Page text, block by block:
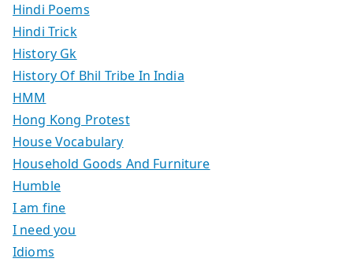
Hindi Poems
Hindi Trick
History Gk
History Of Bhil Tribe In India
HMM
Hong Kong Protest
House Vocabulary
Household Goods And Furniture
Humble
I am fine
I need you
Idioms